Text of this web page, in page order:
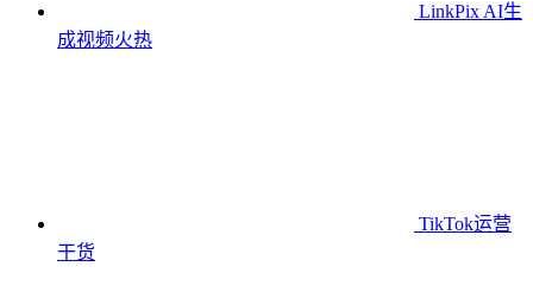
LinkPix AI生
成视频火热
TikTok运营
干货